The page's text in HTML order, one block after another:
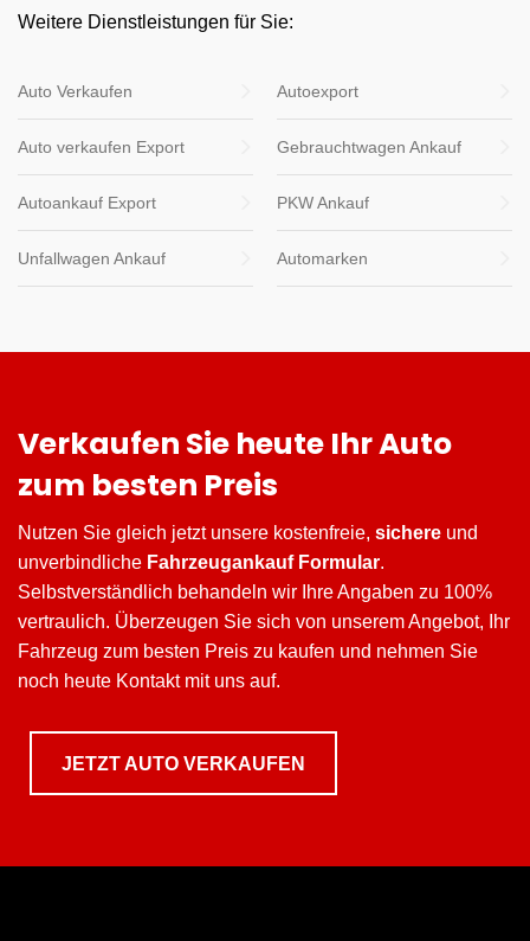
Weitere Dienstleistungen für Sie:
Auto Verkaufen Autoexport
Auto verkaufen Export Gebrauchtwagen Ankauf
Autoankauf Export PKW Ankauf
Unfallwagen Ankauf Automarken
Verkaufen Sie heute Ihr Auto
zum besten Preis
Nutzen Sie gleich jetzt unsere kostenfreie, sichere und
unverbindliche Fahrzeugankauf Formular.
Selbstverständlich behandeln wir Ihre Angaben zu 100%
vertraulich. Überzeugen Sie sich von unserem Angebot, Ihr
Fahrzeug zum besten Preis zu kaufen und nehmen Sie
noch heute Kontakt mit uns auf.
JETZT AUTO VERKAUFEN